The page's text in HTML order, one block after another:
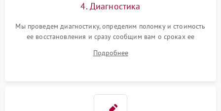
4. Диагностика
Мы проведем диагностику, определим поломку и стоимость
ее восстановления и сразу сообщим вам о сроках ее
Подробнее